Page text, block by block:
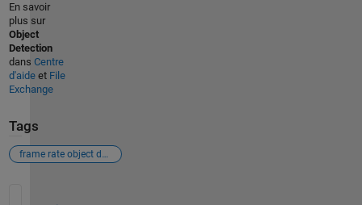
En savoir
plus sur
Object
Detection
dans Centre
d'aideet File
Exchange
Tags
frame rate object detection